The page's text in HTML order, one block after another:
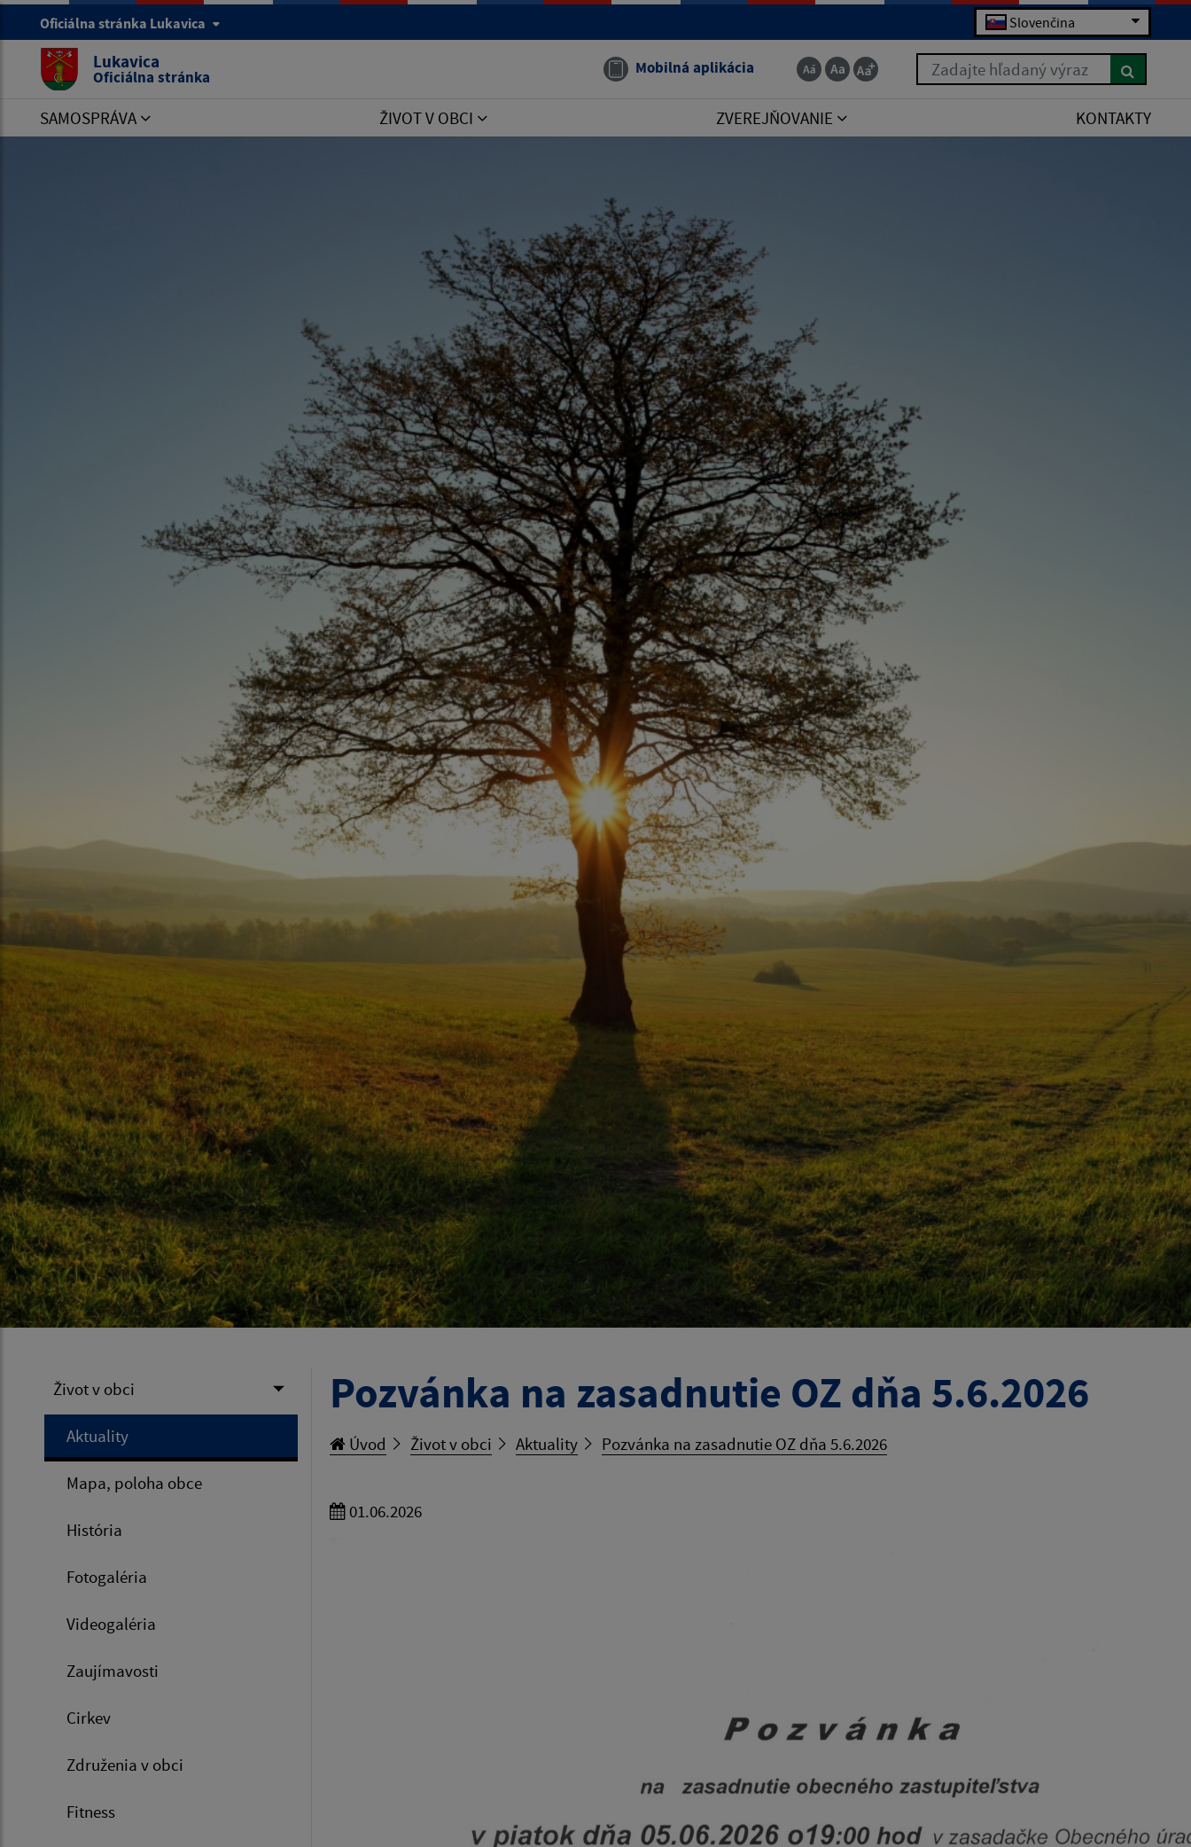
Oficiálna stránka Lukavica Slovenčina
Lukavica
Oficiálna stránka Mobilná aplikácia Zadajte hľadaný výraz
SAMOSPRÁVA ŽIVOT V OBCI ZVEREJŇOVANIE KONTAKTY
Život v obci
Aktuality
Mapa, poloha obce
História
Fotogaléria
Videogaléria
Zaujímavosti
Cirkev
Združenia v obci
Fitness
Pozvánka na zasadnutie OZ dňa 5.6.2026
Úvod Život v obci Aktuality Pozvánka na zasadnutie OZ dňa 5.6.2026
01.06.2026